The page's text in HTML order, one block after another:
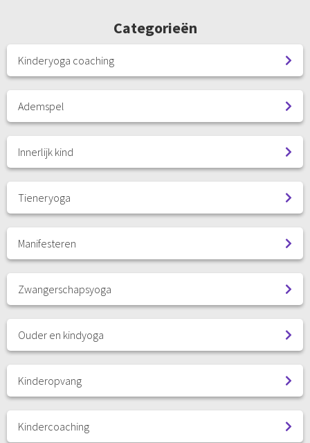
Categorieën
Kinderyoga coaching
Ademspel
Innerlijk kind
Tieneryoga
Manifesteren
Zwangerschapsyoga
Ouder en kindyoga
Kinderopvang
Kindercoaching